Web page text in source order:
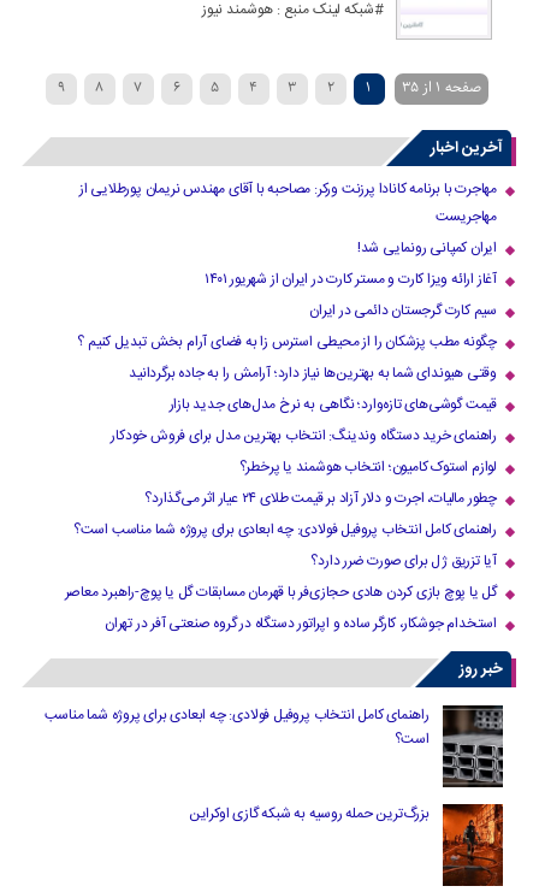
#شبکه لینک منبع : هوشمند نیوز
صفحه 1 از 35 1
2
3
4
5
6
7
8
9
10
›
20
30
...
» آخرین اخبار
مهاجرت با برنامه کانادا پرزنت ورکر: مصاحبه با آقای مهندس نریمان پورطلایی از
مهاجریست
ایران کمپانی رونمایی شد!
آغاز ارائه ویزا کارت و مستر کارت در ایران از شهریور ۱۴۰۱
سیم کارت گرجستان دائمی در ایران
چگونه مطب پزشکان را از محیطی استرس زا به فضای آرام بخش تبدیل کنیم ؟
وقتی هیوندای شما به بهترین‌ها نیاز دارد؛ آرامش را به جاده برگردانید
قیمت گوشی‌های تازه‌وارد؛ نگاهی به نرخ مدل‌های جدید بازار
راهنمای خرید دستگاه وندینگ: انتخاب بهترین مدل برای فروش خودکار
لوازم استوک کامیون؛ انتخاب هوشمند یا پرخطر؟
چطور مالیات، اجرت و دلار آزاد بر قیمت طلای ۲۴ عیار اثر می‌گذارد؟
راهنمای کامل انتخاب پروفیل فولادی: چه ابعادی برای پروژه شما مناسب است؟
آیا تزریق ژل برای صورت ضرر دارد​؟
گل یا پوچ بازی کردن هادی حجازی‌فر با قهرمان مسابقات گل یا پوچ-راهبرد معاصر
استخدام جوشکار، کارگر ساده و اپراتور دستگاه در گروه صنعتی آفر در تهران
خبر روز
راهنمای کامل انتخاب پروفیل فولادی: چه ابعادی برای پروژه شما مناسب
است؟
بزرگ‌ترین حمله روسیه به شبکه گازی اوکراین